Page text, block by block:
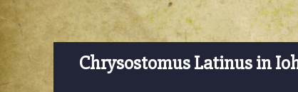
Chrysostomus Latinus in